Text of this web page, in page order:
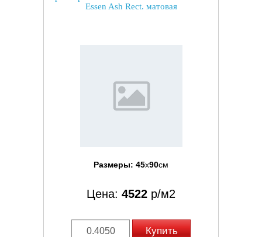
Essen Ash Rect. матовая
Размеры: 45x90см
Цена: 4522 р/м2
Купить